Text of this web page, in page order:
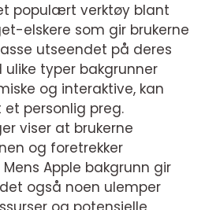
populært verktøy blant
elskere som gir brukerne
utseendet på deres
typer bakgrunner
og interaktive, kan
et personlig preg.
viser at brukerne
og foretrekker
Apple bakgrunn gir
også noen ulemper